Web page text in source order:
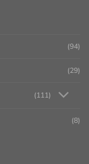
(94)
(29)
(111)
(8)